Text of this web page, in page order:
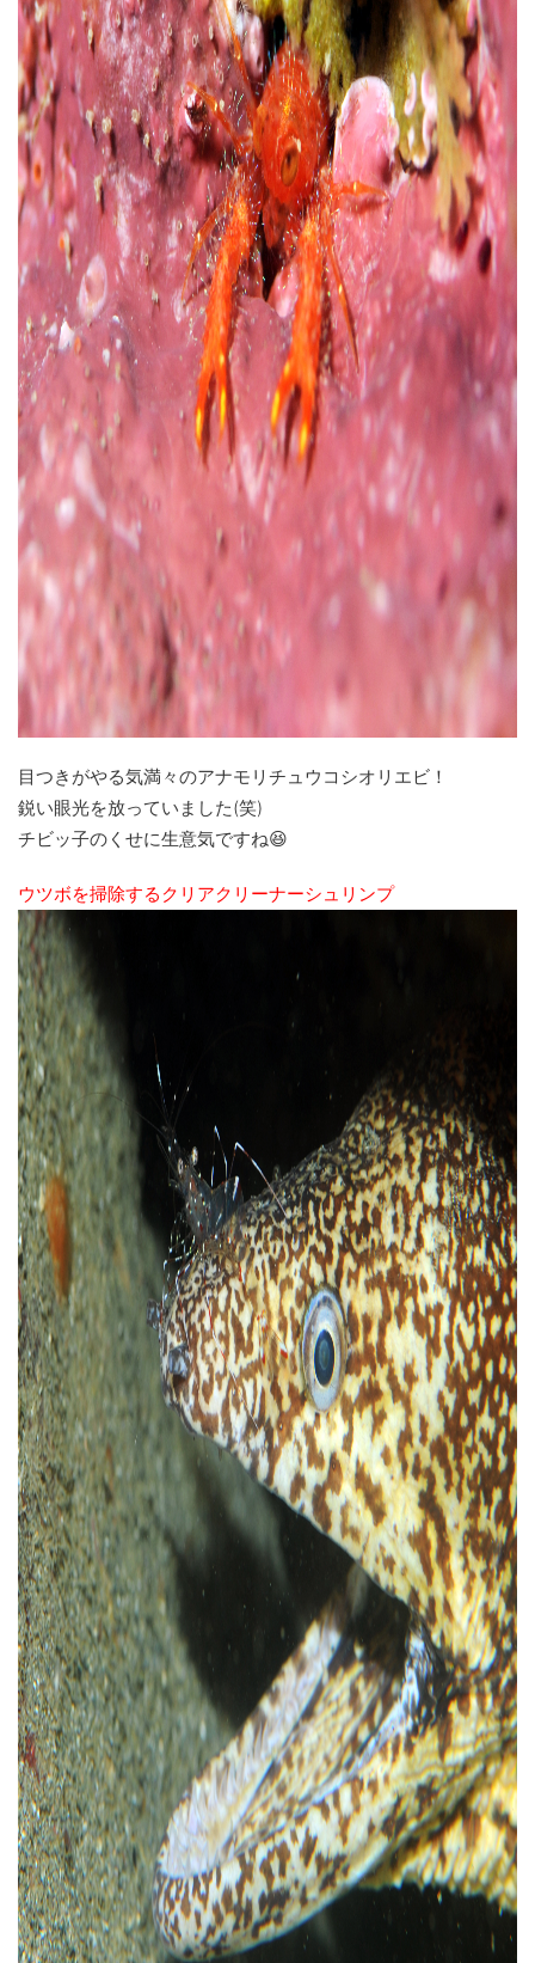
目つきがやる気満々のアナモリチュウコシオリエビ！
鋭い眼光を放っていました(笑)
チビッ子のくせに生意気ですね😆
ウツボを掃除するクリアクリーナーシュリンプ